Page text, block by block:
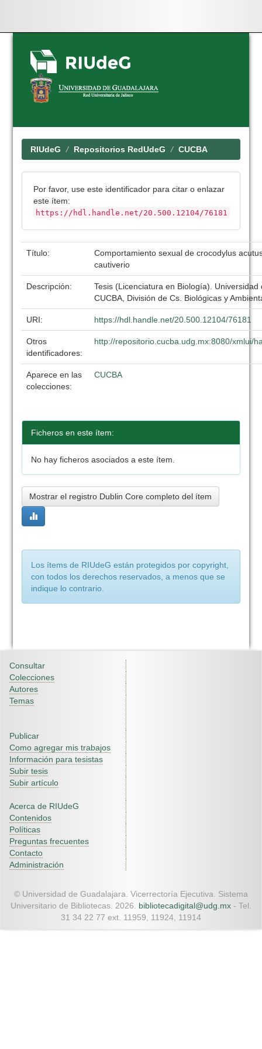
Skip
navigation
RIUdeG Repositorios RedUdeG CUCBA
Por favor, use este identificador para citar o enlazar
este ítem:
https://hdl.handle.net/20.500.12104/76181
Título:
Comportamiento sexual de crocodylus
cautiverio
Descripción:
Tesis (Licenciatura en Biología). Universidad
CUCBA, División de Cs. Biológicas y
URI: https://hdl.handle.net/20.500.12104/76181
Otros
identificadores:
http://repositorio.cucba.udg.mx:8080/xmlui/
Aparece en las
colecciones:
CUCBA
Ficheros en este ítem:
No hay ficheros asociados a este ítem.
Mostrar el registro Dublin Core completo del ítem
Los ítems de RIUdeG están protegidos por copyright,
con todos los derechos reservados, a menos que se
indique lo contrario.
Consultar
Colecciones
Autores
Temas
Publicar
Como agregar mis trabajos
Información para tesistas
Subir tesis
Subir artículo
Acerca de RIUdeG
Contenidos
Políticas
Preguntas frecuentes
Contacto
Administración
© Universidad de Guadalajara. Vicerrectoría Ejecutiva. Sistema
Universitario de Bibliotecas. 2026. bibliotecadigital@udg.mx - Tel.
31 34 22 77 ext. 11959, 11924, 11914